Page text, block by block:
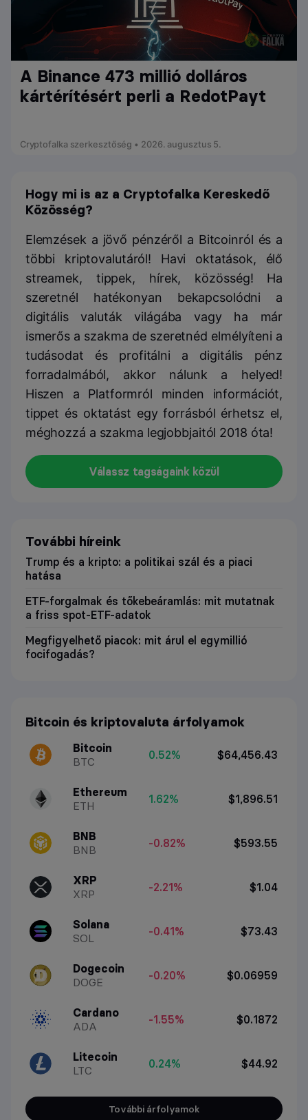
A Binance 473 millió dolláros
kártérítésért perli a RedotPayt
Cryptofalka szerkesztőség • 2026. augusztus 5.
Hogy mi is az a Cryptofalka Kereskedő
Közösség?
Elemzések a jövő pénzéről a Bitcoinról és a
többi kriptovalutáról! Havi oktatások, élő
streamek, tippek, hírek, közösség! Ha
szeretnél hatékonyan bekapcsolódni a
digitális valuták világába vagy ha már
ismerős a szakma de szeretnéd elmélyíteni a
tudásodat és profitálni a digitális pénz
forradalmából, akkor nálunk a helyed!
Hiszen a Platformról minden információt,
tippet és oktatást egy forrásból érhetsz el,
méghozzá a szakma legjobbjaitól 2018 óta!
Válassz tagságaink közül
További híreink
Trump és a kripto: a politikai szál és a piaci
hatása
ETF-forgalmak és tőkebeáramlás: mit mutatnak
a friss spot-ETF-adatok
Megfigyelhető piacok: mit árul el egymillió
focifogadás?
Bitcoin és kriptovaluta árfolyamok
Bitcoin
BTC
0.52% $64,456.43
Ethereum
ETH
1.62% $1,896.51
BNB
BNB
-0.82% $593.55
XRP
XRP
-2.21% $1.04
Solana
SOL
-0.41% $73.43
Dogecoin
DOGE
-0.20% $0.06959
Cardano
ADA
-1.55% $0.1872
Litecoin
LTC
0.24% $44.92
További árfolyamok